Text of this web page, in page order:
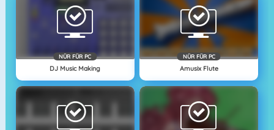
NÜR FÜR PC
DJ Music Making
NÜR FÜR PC
Amusix Flute